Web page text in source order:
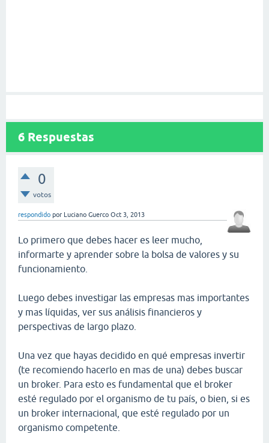
6 Respuestas
0
votos
respondido por Luciano Guerco Oct 3, 2013
Lo primero que debes hacer es leer mucho,
informarte y aprender sobre la bolsa de valores y su
funcionamiento.
Luego debes investigar las empresas mas importantes
y mas líquidas, ver sus análisis financieros y
perspectivas de largo plazo.
Una vez que hayas decidido en qué empresas invertir
(te recomiendo hacerlo en mas de una) debes buscar
un broker. Para esto es fundamental que el broker
esté regulado por el organismo de tu país, o bien, si es
un broker internacional, que esté regulado por un
organismo competente.